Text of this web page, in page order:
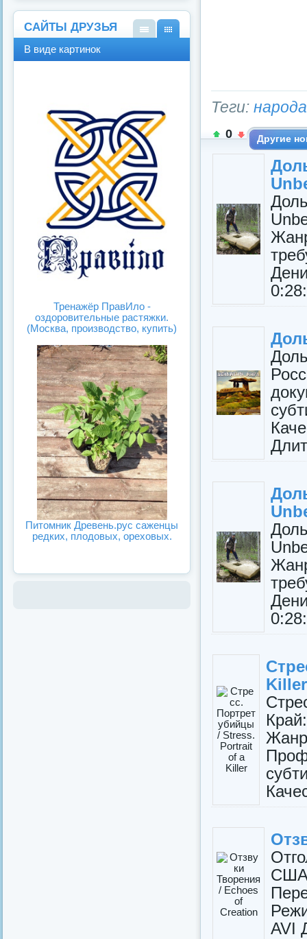
Теги:
0 Другие
Killer
AVI
САЙТЫ ДРУЗЬЯ
В виде картинок
Тренажёр ПравИло -
оздоровительные растяжки.
(Москва, производство, купить)
Питомник Древень.рус саженцы
редких, плодовых, ореховых.